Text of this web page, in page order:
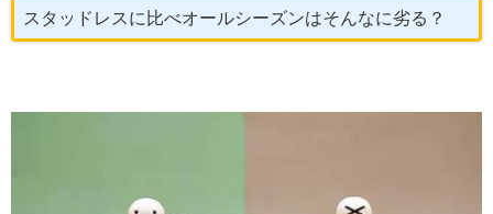
スタッドレスに比べオールシーズンはそんなに劣る？